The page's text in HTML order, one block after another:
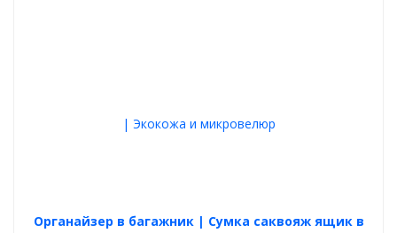
Органайзер в багажник | Сумка саквояж ящик в